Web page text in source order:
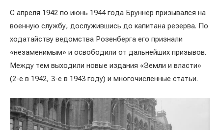
С апреля 1942 по июнь 1944 года Бруннер призывался на
военную службу, дослужившись до капитана резерва. По
ходатайству ведомства Розенберга его признали
«незаменимым» и освободили от дальнейших призывов.
Между тем выходили новые издания «Земли и власти»
(2-е в 1942, 3-е в 1943 году) и многочисленные статьи.